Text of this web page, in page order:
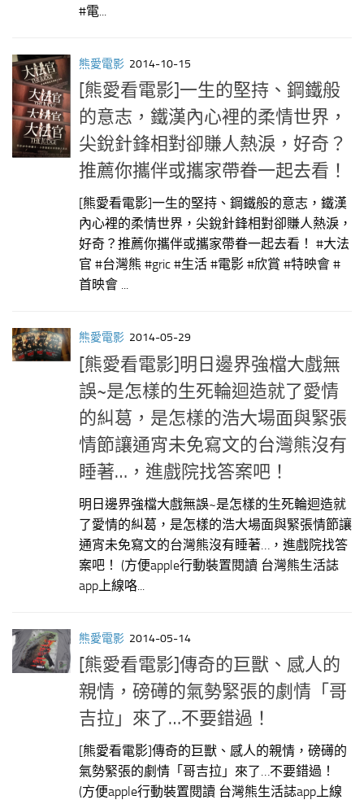
#電...
熊愛電影 2014-10-15
[熊愛看電影]一生的堅持、鋼鐵般
的意志，鐵漢內心裡的柔情世界，
尖銳針鋒相對卻賺人熱淚，好奇？
推薦你攜伴或攜家帶眷一起去看！
[熊愛看電影]一生的堅持、鋼鐵般的意志，鐵漢
內心裡的柔情世界，尖銳針鋒相對卻賺人熱淚，
好奇？推薦你攜伴或攜家帶眷一起去看！ #大法
官 #台灣熊 #gric #生活 #電影 #欣賞 #特映會 #
首映會 ...
熊愛電影 2014-05-29
[熊愛看電影]明日邊界強檔大戲無
誤~是怎樣的生死輪迴造就了愛情
的糾葛，是怎樣的浩大場面與緊張
情節讓通宵未免寫文的台灣熊沒有
睡著…，進戲院找答案吧！
明日邊界強檔大戲無誤~是怎樣的生死輪迴造就
了愛情的糾葛，是怎樣的浩大場面與緊張情節讓
通宵未免寫文的台灣熊沒有睡著…，進戲院找答
案吧！ (方便apple行動裝置閱讀 台灣熊生活誌
app上線咯...
熊愛電影 2014-05-14
[熊愛看電影]傳奇的巨獸、感人的
親情，磅礡的氣勢緊張的劇情「哥
吉拉」來了…不要錯過！
[熊愛看電影]傳奇的巨獸、感人的親情，磅礡的
氣勢緊張的劇情「哥吉拉」來了…不要錯過！
(方便apple行動裝置閱讀 台灣熊生活誌app上線